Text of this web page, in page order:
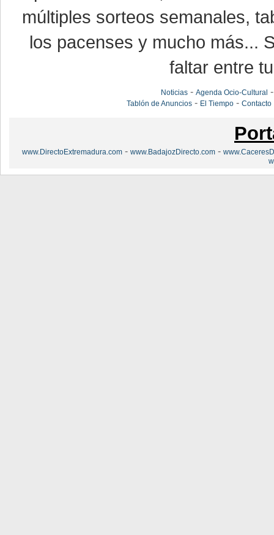
múltiples sorteos semanales,
los pacenses y mucho más...
faltar entre
Noticias -Agenda Ocio-Cultural
Tablón de Anuncios - El Tiempo -Contacto
www.DirectoExtremadura.com - www.BadajozDirecto.com -